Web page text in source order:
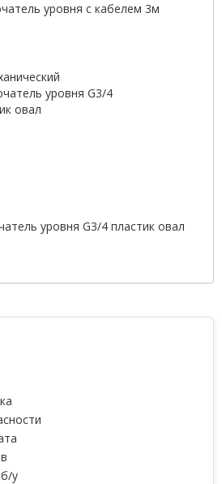
уровня с кабелем 3м
уровня G3/4 пластик овал
у